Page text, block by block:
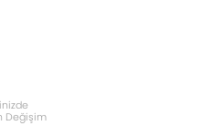
Değişim